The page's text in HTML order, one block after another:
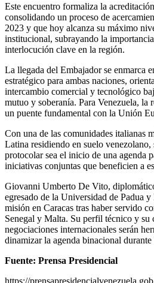
Este encuentro formaliza la
consolidando un proceso de
2023 y que hoy alcanza su máximo
institucional, subrayando la
interlocución clave en la región.
La llegada del Embajador se enmarca
estratégico para ambas naciones,
intercambio comercial y tecnológico
mutuo y soberanía. Para Venezuela, la
un puente fundamental con la Unión
Con una de las comunidades italianas
Latina residiendo en suelo venezolano,
protocolar sea el inicio de una agenda
iniciativas conjuntas que beneficien a
Giovanni Umberto De Vito,
egresado de la Universidad de Padua
misión en Caracas tras haber servido
Senegal y Malta. Su perfil técnico y su
negociaciones internacionales serán
dinamizar la agenda binacional durante
Fuente: Prensa Presidencial
https://